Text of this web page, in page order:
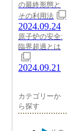
の最終形態と
その利用法
2024.09.24
原子炉の安全:
臨界超過とは
2024.09.21
カテゴリーか
ら探す